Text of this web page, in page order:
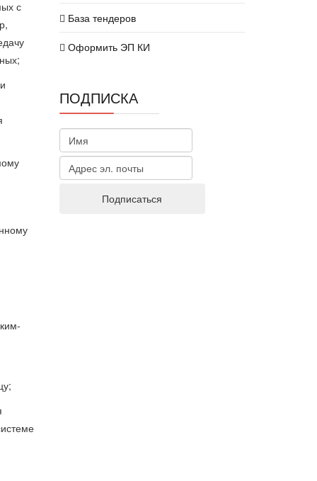
с
База тендеров
Оформить ЭП КИ
ПОДПИСКА